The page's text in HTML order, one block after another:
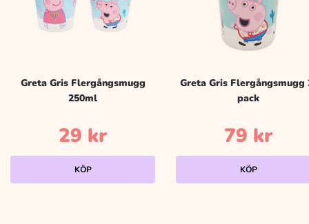
Greta Gris Flergångsmugg
250ml
29 kr
KÖP
Greta Gris Flergångsmugg
pack
79 kr
KÖP